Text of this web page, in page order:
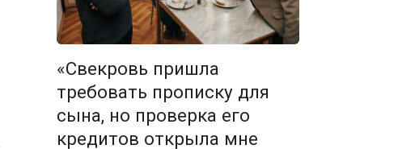
«Свекровь пришла
требовать прописку для
сына, но проверка его
кредитов открыла мне